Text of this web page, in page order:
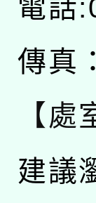
電話
傳真
【處
建議